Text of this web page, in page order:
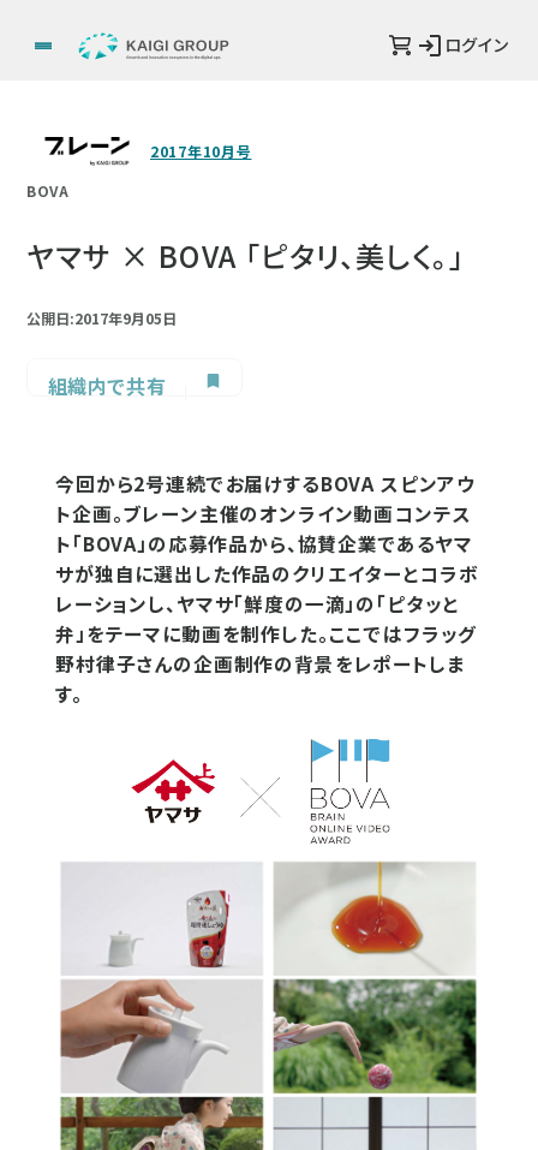
ログイン
2017年10月号
BOVA
ヤマサ × BOVA 「ピタリ、美しく。」
公開日:2017年9月05日
組織内で共有
今回から2号連続でお届けするBOVA スピンアウ
ト企画。ブレーン主催のオンライン動画コンテス
ト「BOVA」の応募作品から、協賛企業であるヤマ
サが独自に選出した作品のクリエイターとコラボ
レーションし、ヤマサ「鮮度の一滴」の「ピタッと
弁」をテーマに動画を制作した。ここではフラッグ
野村律子さんの企画制作の背景をレポートしま
す。